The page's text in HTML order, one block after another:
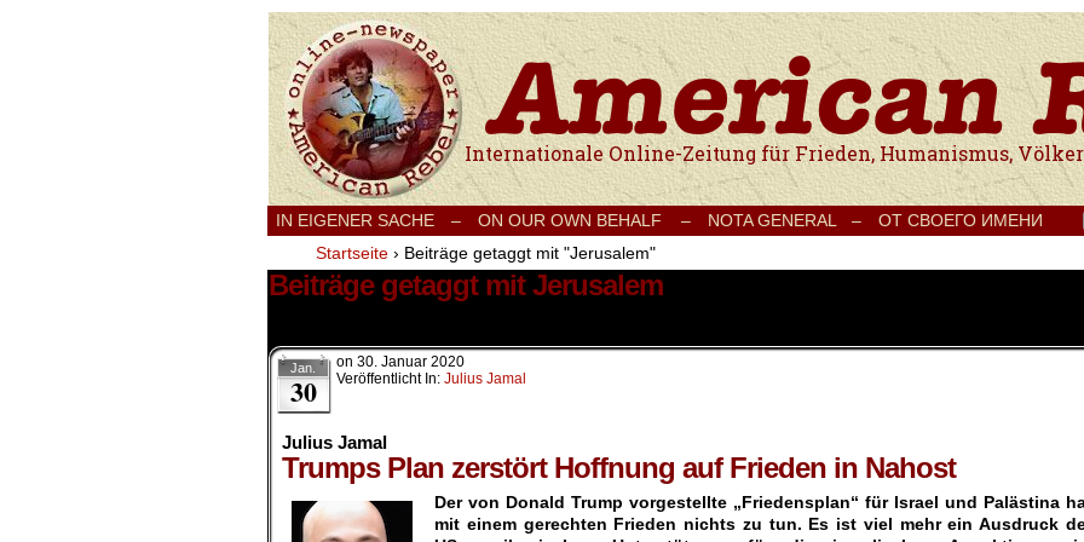
Internationale Onlinezeitung für Frieden, Humanismus, Völkerverständigung und
IN EIGENER SACHE – ON OUR OWN BEHALF – NOTA GENERAL – ОТ СВОЕГО ИМЕНИ
Startseite › Beiträge getaggt mit "Jerusalem"
Beiträge getaggt mit Jerusalem
Jan.
30
on 30. Januar 2020
Veröffentlicht In: Julius Jamal
Julius Jamal
Trumps Plan zerstört Hoffnung auf Frieden in Nahost
Der von Donald Trump vorgestellte „Friedensplan“ für Israel und Palästina
mit einem gerechten Frieden nichts zu tun. Es ist viel mehr ein Ausdruck